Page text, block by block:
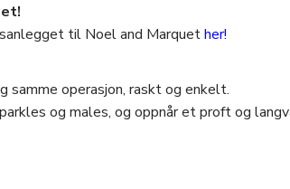
til Noel and Marquether!
samme operasjon, raskt og enkelt.
og males, og oppnår et proft og